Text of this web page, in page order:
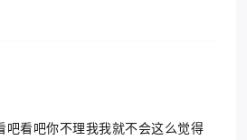
看吧你不理我我就不会这么觉得